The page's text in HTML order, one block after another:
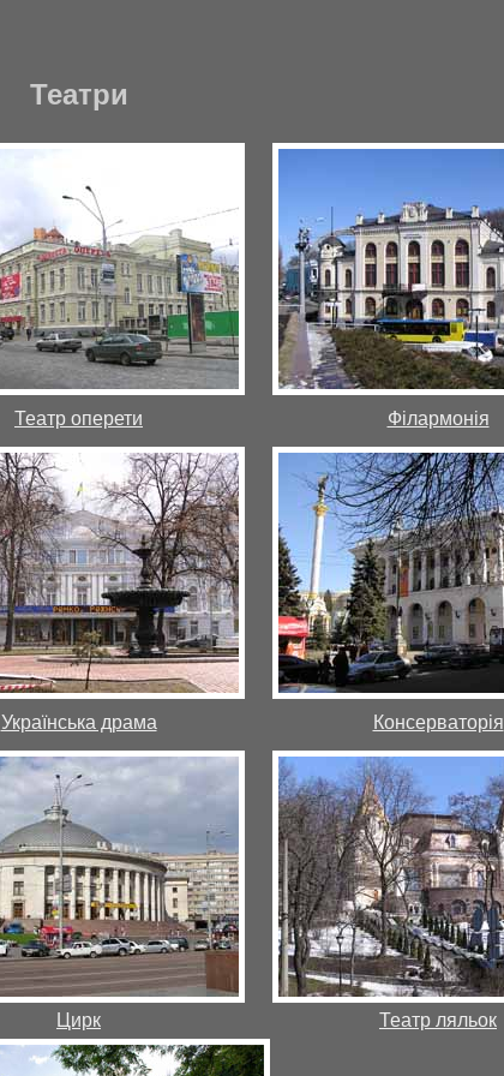
Театри
Театр оперети Філармонія
Українська драма Консерваторія
Цирк Театр ляльок